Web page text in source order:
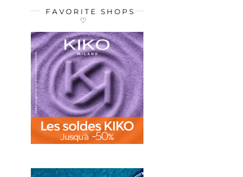
FAVORITE SHOPS
♡